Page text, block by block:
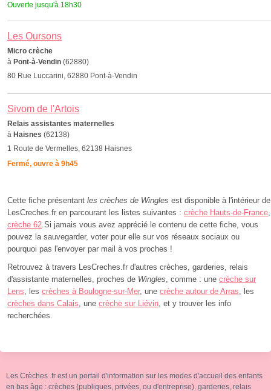
Ouverte jusqu'à 18h30
Les Oursons
Micro crèche
à Pont-à-Vendin (62880)
80 Rue Luccarini, 62880 Pont-à-Vendin
Sivom de l'Artois
Relais assistantes maternelles
à Haisnes (62138)
1 Route de Vermelles, 62138 Haisnes
Fermé, ouvre à 9h45
Cette fiche présentant les crèches de Wingles est disponible à l'intérieur de
LesCreches.fr en parcourant les listes suivantes : crèche Hauts-de-France,
crèche 62.Si jamais vous avez apprécié le contenu de cette fiche, vous
pouvez la sauvegarder, voter pour elle sur vos réseaux sociaux ou
pourquoi pas l'envoyer par mail à vos proches !
Retrouvez à travers LesCreches.fr d'autres crèches, garderies, relais
d'assistante maternelles, proches de Wingles, comme : une crèche sur
Lens, les crèches à Boulogne-sur-Mer, une crèche autour de Arras, les
crèches dans Calais, une crèche sur Liévin, et y trouver les info
recherchées.
Les Crèches .fr est un portail d'information sur les modes d'accueil des enfants
en bas âge : crèches (publiques, privées, ou d'entreprise), garderies, relais